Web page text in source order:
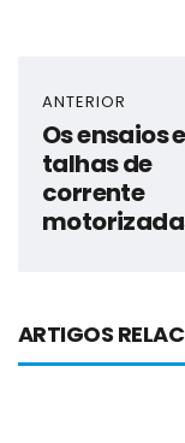
ANTERIOR
Os ensaios
talhas de
corrente
ARTIGOS